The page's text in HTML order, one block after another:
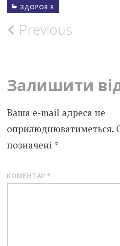
ЗДОРОВ'Я
Post
Previous
Залишити
Ваша e-mail адреса не
оприлюднюватиметься.
позначені *
КОМЕНТАР *